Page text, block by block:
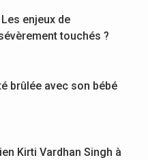
enjeux de
touchés ?
brûlée avec son bébé
Kirti Vardhan Singh à